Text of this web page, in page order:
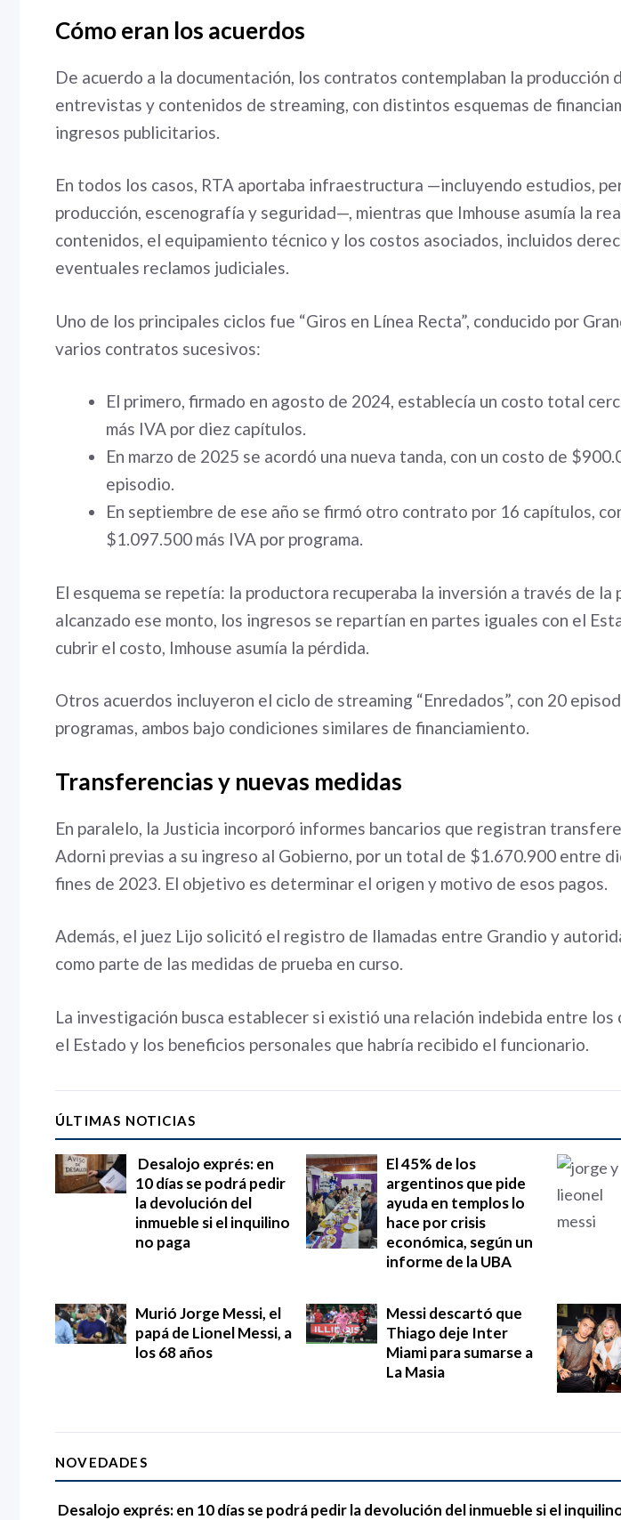
Cómo eran los acuerdos
De acuerdo a la documentación, los contratos contemplaban la producción
entrevistas y contenidos de streaming, con distintos esquemas de
ingresos publicitarios.
En todos los casos, RTA aportaba infraestructura —incluyendo estudios,
producción, escenografía y seguridad—, mientras que Imhouse asumía la
contenidos, el equipamiento técnico y los costos asociados, incluidos
eventuales reclamos judiciales.
Uno de los principales ciclos fue “Giros en Línea Recta”, conducido por
varios contratos sucesivos:
El primero, firmado en agosto de 2024, establecía un costo total
más IVA por diez capítulos.
En marzo de 2025 se acordó una nueva tanda, con un costo de
episodio.
En septiembre de ese año se firmó otro contrato por 16 capítulos,
$1.097.500 más IVA por programa.
El esquema se repetía: la productora recuperaba la inversión a través de la
alcanzado ese monto, los ingresos se repartían en partes iguales con el
cubrir el costo, Imhouse asumía la pérdida.
Otros acuerdos incluyeron el ciclo de streaming “Enredados”, con 20
programas, ambos bajo condiciones similares de financiamiento.
Transferencias y nuevas medidas
En paralelo, la Justicia incorporó informes bancarios que registran
Adorni previas a su ingreso al Gobierno, por un total de $1.670.900 entre
fines de 2023. El objetivo es determinar el origen y motivo de esos pagos.
Además, el juez Lijo solicitó el registro de llamadas entre Grandio y
como parte de las medidas de prueba en curso.
La investigación busca establecer si existió una relación indebida entre
el Estado y los beneficios personales que habría recibido el funcionario.
ÚLTIMAS NOTICIAS
Desalojo exprés: en
10 días se podrá pedir
la devolución del
inmueble si el inquilino
no paga
El 45% de los
argentinos que pide
ayuda en templos lo
hace por crisis
económica, según un
informe de la UBA
Murió Jorge Messi, el
papá de Lionel Messi, a
los 68 años
Messi descartó que
Thiago deje Inter
Miami para sumarse a
La Masia
NOVEDADES
Desalojo exprés: en 10 días se podrá pedir la devolución del inmueble si el